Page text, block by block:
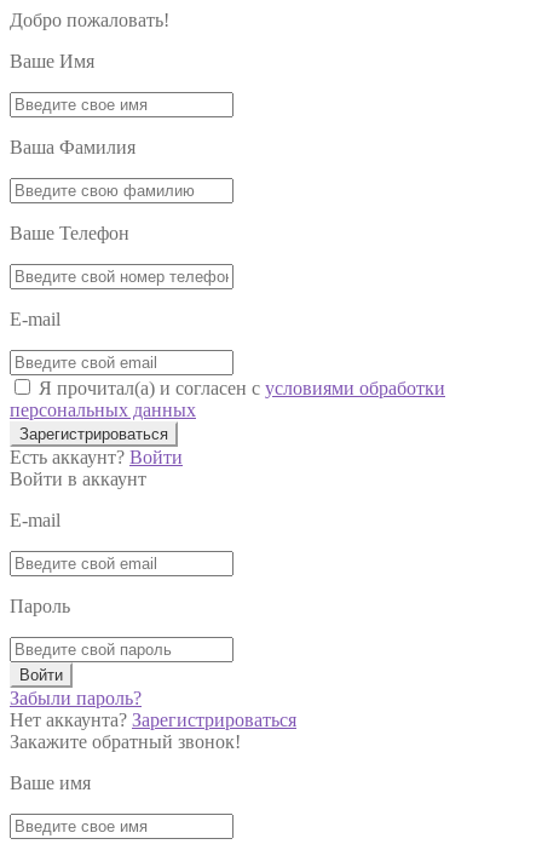
Добро пожаловать!
Ваше Имя
Ваша Фамилия
Ваше Телефон
E-mail
Я прочитал(а) и согласен с условиями обработки
персональных данных
Зарегистрироваться
Есть аккаунт? Войти
Войти в аккаунт
E-mail
Пароль
Войти
Забыли пароль?
Нет аккаунта? Зарегистрироваться
Закажите обратный звонок!
Ваше имя